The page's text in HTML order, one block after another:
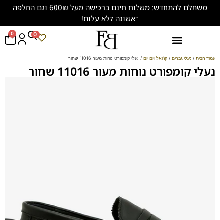
משתלם להתחדש: משלוח חינם ברכישה מעל 600₪ וגם החלפה
ראשונה ללא עלות!
0 0
עמוד הבית / נעלי גברים / קז'ואל ויום יום / נעלי קומפורט נוחות מעור 11016 שחור
נעלי קומפורט נוחות מעור 11016 שחור